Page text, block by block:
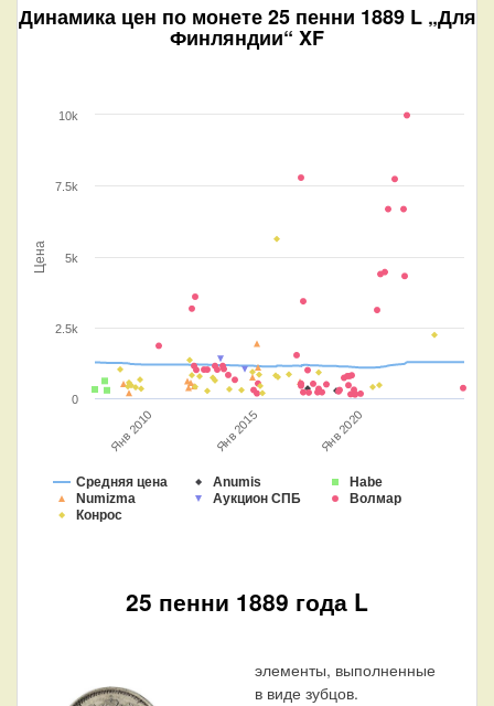
Динамика цен по монете25 пенни 1889 L „Для
Финляндии“ XF
Цена
Средняя цена Anumis
Habe
Numizma
Аукцион СПБ
Волмар
Конрос
Янв 2010 Янв 2015 Янв 2020
0
2.5k
5k
7.5k
10k
25 пенни 1889 года L
элементы, выполненные
в виде зубцов.